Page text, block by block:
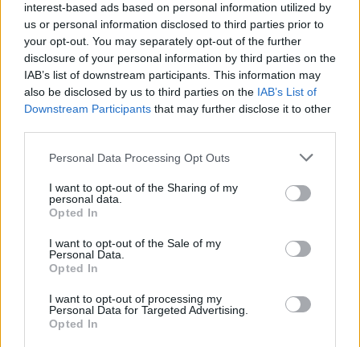
interest-based ads based on personal information utilized by
us or personal information disclosed to third parties prior to
your opt-out. You may separately opt-out of the further
disclosure of your personal information by third parties on the
IAB’s list of downstream participants. This information may
also be disclosed by us to third parties on the IAB’s List of
Downstream Participants that may further disclose it to other
Please note that this website/app uses one or more Google
not limited to your visit or usage behaviour. You may click to
grant or deny consent to Google and its third-party tags to
use your data for below specified purposes in below Google
consent section.
Personal Data Processing Opt Outs
I want to opt-out of the Sharing of my
personal data.
Opted In
I want to opt-out of the Sale of my
Personal Data.
Opted In
I want to opt-out of processing my
Personal Data for Targeted Advertising.
Opted In
AUTORE
Staff